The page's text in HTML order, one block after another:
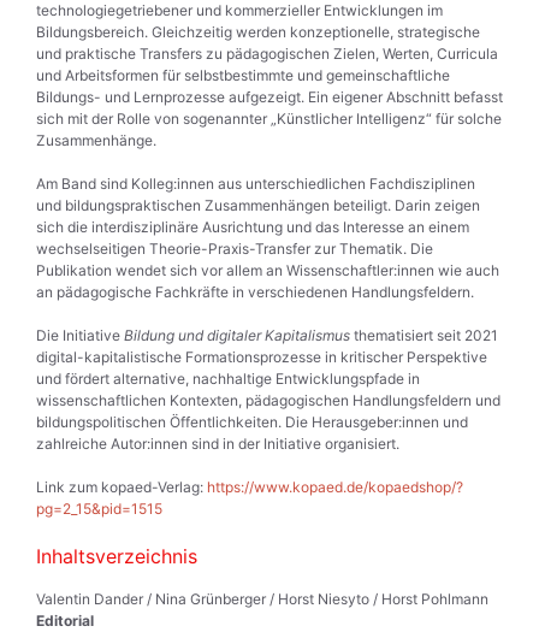
technologiegetriebener und kommerzieller Entwicklungen im
Bildungs­bereich. Gleichzeitig werden konzeptionelle, strategische
und praktische Transfers zu pädagogischen Zielen, Werten, Curricula
und Arbeitsformen für selbstbestimmte und gemeinschaftliche
Bildungs- und Lernprozesse aufgezeigt. Ein eigener Abschnitt befasst
sich mit der Rolle von sogenannter „Künstlicher Intelligenz“ für solche
Zusammenhänge.
Am Band sind Kolleg:innen aus unterschiedlichen Fachdisziplinen
und bildungs­praktischen Zusammenhängen beteiligt. Darin zeigen
sich die interdisziplinäre Ausrichtung und das Interesse an einem
wechselseitigen Theorie-Praxis-Transfer zur Thematik. Die
Publikation wendet sich vor allem an Wissenschaftler:innen wie auch
an pädagogische Fachkräfte in verschiedenen Handlungsfeldern.
Die Initiative Bildung und digitaler Kapitalismus thematisiert seit 2021
digital-­kapitalistische Formationsprozesse in kritischer Perspektive
und fördert alternative, nachhaltige Entwicklungspfade in
wissenschaftlichen Kontexten, pädagogischen Handlungsfeldern und
bildungspolitischen Öffentlichkeiten. Die Herausgeber:innen und
zahlreiche Autor:innen sind in der Initiative organisiert.
Link zum kopaed-Verlag: https://www.kopaed.de/kopaedshop/?
pg=2_15&pid=1515
Inhaltsverzeichnis
Valentin Dander / Nina Grünberger / Horst Niesyto / Horst Pohlmann
Editorial